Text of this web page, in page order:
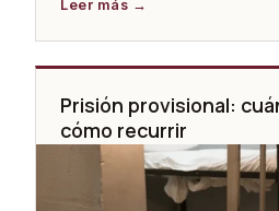
consecuencias tiene esta
partes.
Prisión provisional:
cómo recurrir